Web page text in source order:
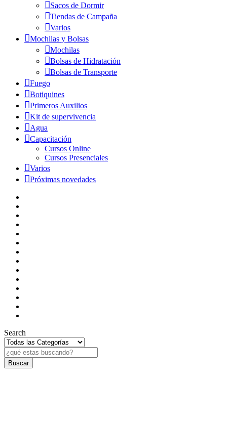
Sacos de Dormir
Tiendas de Campaña
Varios
Mochilas y Bolsas
Mochilas
Bolsas de Hidratación
Bolsas de Transporte
Fuego
Botiquines
Primeros Auxilios
Kit de supervivencia
Agua
Capacitación
Cursos Online
Cursos Presenciales
Varios
Próximas novedades
Search